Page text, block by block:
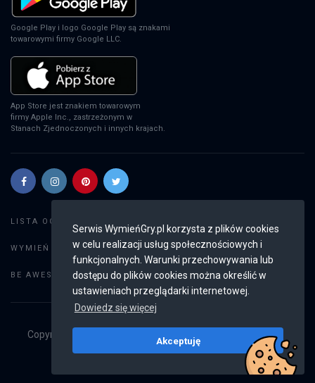
Serwis WymieńGry.pl korzysta z plików cookies
w celu realizacji usług społecznościowych i
funkcjonalnych. Warunki przechowywania lub
dostępu do plików cookies można określić w
ustawieniach przeglądarki internetowej.
Dowiedz się więcej
Akceptuję
Google Play i logo Google Play są znakami
towarowymi firmy Google LLC.
App Store jest znakiem towarowym
firmy Apple Inc., zastrzeżonym w
Stanach Zjednoczonych i innych krajach.
LISTA OGŁOSZEŃ:
WYMIEŃ GRY: Dodaj ogłoszenie
BE AWESOME: Weryfikacja konta
Copyright © 2019 - 2026
Wszystkie prawa
v2.8.4